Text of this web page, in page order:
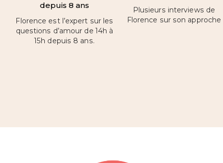
depuis 8 ans
Florence est l’expert sur les
questions d’amour de 14h à
15h depuis 8 ans.
Plusieurs interviews de
Florence sur son approche